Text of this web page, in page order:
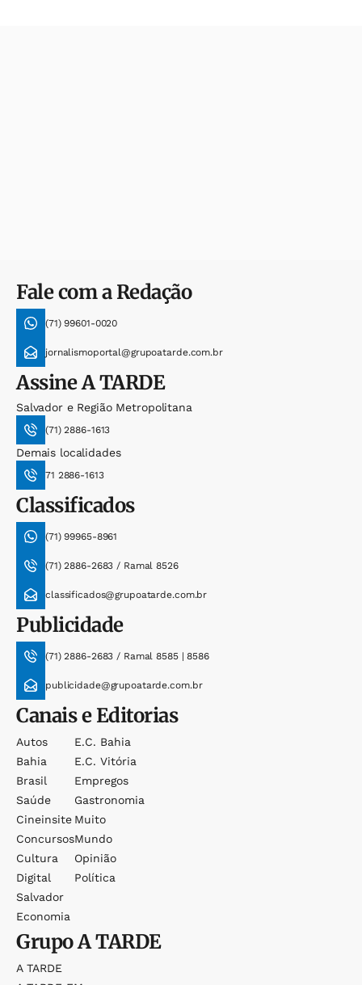
Fale com a Redação
(71) 99601-0020
jornalismoportal@grupoatarde.com.br
AssineA TARDE
Salvador e Região Metropolitana
(71) 2886-1613
Demais localidades
71 2886-1613
Classificados
(71) 99965-8961
(71) 2886-2683 / Ramal 8526
classificados@grupoatarde.com.br
Publicidade
(71) 2886-2683 / Ramal 8585 | 8586
publicidade@grupoatarde.com.br
Canais e Editorias
Autos
Bahia
Brasil
Saúde
Cineinsite
Concursos
Cultura
Digital
Salvador
Economia
E.c. Bahia
E.c. Vitória
Empregos
Gastronomia
Muito
Mundo
Opinião
Política
GrupoA TARDE
A TARDE